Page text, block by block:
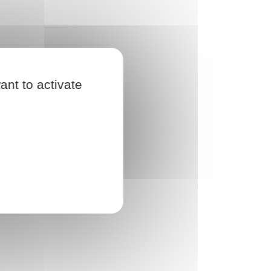
to activate